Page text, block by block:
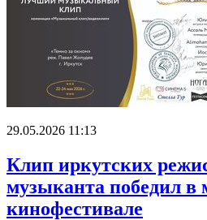
29.05.2026 11:13
Клип иркутских
музыканта победил в
кинофестивале